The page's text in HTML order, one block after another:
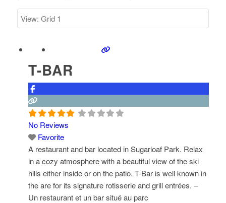
T-BAR
No Reviews
Favorite
A restaurant and bar located in Sugarloaf Park. Relax
in a cozy atmosphere with a beautiful view of the ski
hills either inside or on the patio. T-Bar is well known in
the are for its signature rotisserie and grill entrées. –
Un restaurant et un bar situé au parc